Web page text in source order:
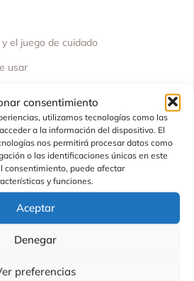
consentimiento
utilizamos tecnologías como las
a la información del dispositivo. El
nos permitirá procesar datos como
o las identificaciones únicas en este
consentimiento, puede afectar
y funciones.
Aceptar
Denegar
preferencias
el juego de cuidado
usar
muñecos de 30 a 46 cm
y 1 bolsa de tul con lazo
de 3 años